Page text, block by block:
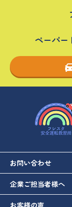
ペーパー
お問い合わせ
企業ご担当者様へ
お客様の声